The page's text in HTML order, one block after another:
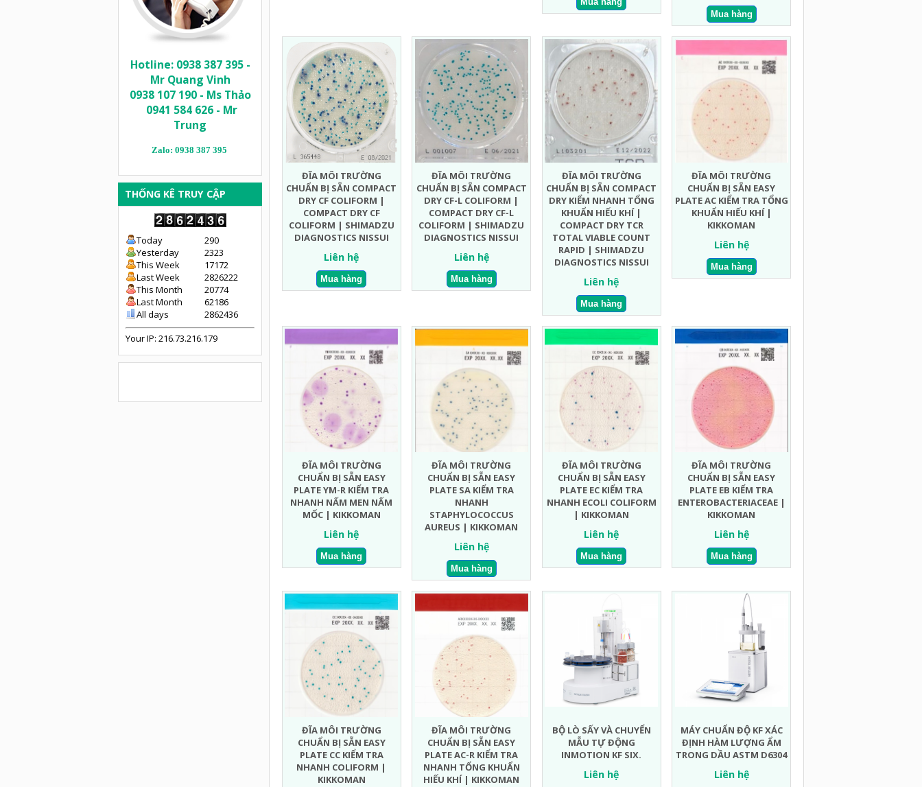
Hotline: 0938 387 395 -
Mr Quang Vinh
0938 107 190 - Ms Thảo
0941 584 626 - Mr
Trung
Zalo: 0938 387 395
THỐNG KÊ TRUY CẬP
Today
290
Yesterday
2323
This Week
17172
Last Week
2826222
This Month
20774
Last Month
62186
All days
2862436
Your IP: 216.73.216.179
ĐĨA MÔI TRƯỜNG
CHUẨN BỊ SẴN COMPACT
DRY CF COLIFORM |
COMPACT DRY CF
COLIFORM | SHIMADZU
DIAGNOSTICS NISSUI
Liên hệ
ĐĨA MÔI TRƯỜNG
CHUẨN BỊ SẴN COMPACT
DRY CF-L COLIFORM |
COMPACT DRY CF-L
COLIFORM | SHIMADZU
DIAGNOSTICS NISSUI
Liên hệ
ĐĨA MÔI TRƯỜNG
CHUẨN BỊ SẴN COMPACT
DRY KIỂM NHANH TỔNG
KHUẨN HIẾU KHÍ |
COMPACT DRY TCR
TOTAL VIABLE COUNT
RAPID | SHIMADZU
DIAGNOSTICS NISSUI
Liên hệ
ĐĨA MÔI TRƯỜNG
CHUẨN BỊ SẴN EASY
PLATE AC KIỂM TRA TỔNG
KHUẨN HIẾU KHÍ |
KIKKOMAN
Liên hệ
ĐĨA MÔI TRƯỜNG
CHUẨN BỊ SẴN EASY
PLATE YM-R KIỂM TRA
NHANH NẤM MEN NẤM
MỐC | KIKKOMAN
Liên hệ
ĐĨA MÔI TRƯỜNG
CHUẨN BỊ SẴN EASY
PLATE SA KIỂM TRA
NHANH
STAPHYLOCOCCUS
AUREUS | KIKKOMAN
Liên hệ
ĐĨA MÔI TRƯỜNG
CHUẨN BỊ SẴN EASY
PLATE EC KIỂM TRA
NHANH ECOLI COLIFORM
| KIKKOMAN
Liên hệ
ĐĨA MÔI TRƯỜNG
CHUẨN BỊ SẴN EASY
PLATE EB KIỂM TRA
ENTEROBACTERIACEAE |
KIKKOMAN
Liên hệ
ĐĨA MÔI TRƯỜNG
CHUẨN BỊ SẴN EASY
PLATE CC KIỂM TRA
NHANH COLIFORM |
KIKKOMAN
ĐĨA MÔI TRƯỜNG
CHUẨN BỊ SẴN EASY
PLATE AC-R KIỂM TRA
NHANH TỔNG KHUẨN
HIẾU KHÍ | KIKKOMAN
BỘ LÒ SẤY VÀ CHUYỂN
MẪU TỰ ĐỘNG
INMOTION KF SIX.
Liên hệ
MÁY CHUẨN ĐỘ KF XÁC
ĐỊNH HÀM LƯỢNG ẨM
TRONG DẦU ASTM D6304
Liên hệ